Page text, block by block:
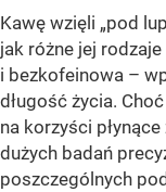
Kawę wzięli „pod
jak różne jej
i bezkofeinowa –
długość życia.
na korzyści płynące
dużych badań
poszczególnych